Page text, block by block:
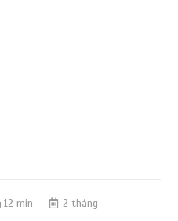
12 min 2 tháng